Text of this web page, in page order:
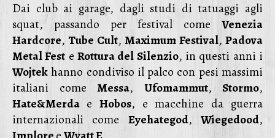
Dai club ai garage, dagli studi di tatuaggi agli
squat, passando per festival come Venezia
Hardcore, Tube Cult, MaximumFestival, Padova
Metal Fest eRottura del Silenzio, in questi anni i
Wojtek hanno condiviso il palco con pesi massimi
italiani come Messa, Ufomammut, Stormo,
Hate&Merda e Hobos, e macchine da guerra
internazionali come Eyehategod,Wiegedood,